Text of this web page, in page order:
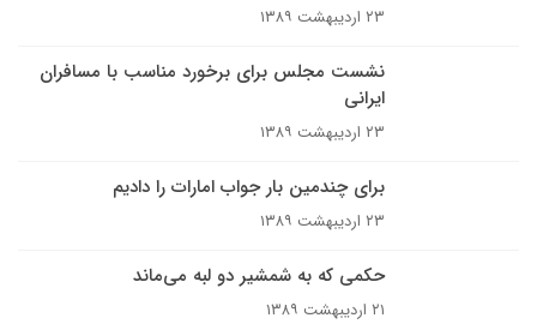
۲۳ اردیبهشت ۱۳۸۹
نشست مجلس برای برخورد مناسب با مسافران
ایرانی
۲۳ اردیبهشت ۱۳۸۹
برای چندمین بار جواب امارات را دادیم
۲۳ اردیبهشت ۱۳۸۹
حکمی که به شمشیر دو لبه می‌ماند
۲۱ اردیبهشت ۱۳۸۹